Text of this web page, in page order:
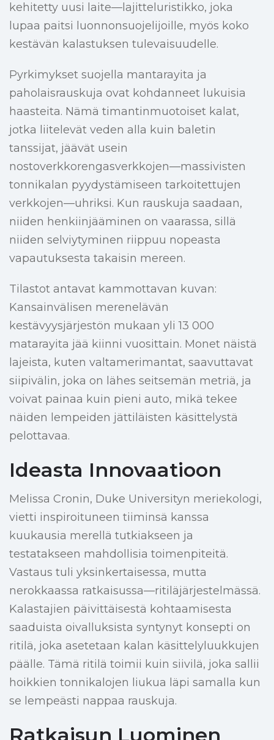
kehitetty uusi laite—lajitteluristikko, joka
lupaa paitsi luonnonsuojelijoille, myös koko
kestävän kalastuksen tulevaisuudelle.
Pyrkimykset suojella mantarayita ja
paholaisrauskuja ovat kohdanneet lukuisia
haasteita. Nämä timantinmuotoiset kalat,
jotka liitelevät veden alla kuin baletin
tanssijat, jäävät usein
nostoverkkorengasverkkojen—massivisten
tonnikalan pyydystämiseen tarkoitettujen
verkkojen—uhriksi. Kun rauskuja saadaan,
niiden henkiinjääminen on vaarassa, sillä
niiden selviytyminen riippuu nopeasta
vapautuksesta takaisin mereen.
Tilastot antavat kammottavan kuvan:
Kansainvälisen merenelävän
kestävyysjärjestön mukaan yli 13 000
matarayita jää kiinni vuosittain. Monet näistä
lajeista, kuten valtamerimantat, saavuttavat
siipivälin, joka on lähes seitsemän metriä, ja
voivat painaa kuin pieni auto, mikä tekee
näiden lempeiden jättiläisten käsittelystä
pelottavaa.
Ideasta Innovaatioon
Melissa Cronin, Duke Universityn meriekologi,
vietti inspiroituneen tiiminsä kanssa
kuukausia merellä tutkiakseen ja
testatakseen mahdollisia toimenpiteitä.
Vastaus tuli yksinkertaisessa, mutta
nerokkaassa ratkaisussa—ritiläjärjestelmässä.
Kalastajien päivittäisestä kohtaamisesta
saaduista oivalluksista syntynyt konsepti on
ritilä, joka asetetaan kalan käsittelyluukkujen
päälle. Tämä ritilä toimii kuin siivilä, joka sallii
hoikkien tonnikalojen liukua läpi samalla kun
se lempeästi nappaa rauskuja.
Ratkaisun Luominen